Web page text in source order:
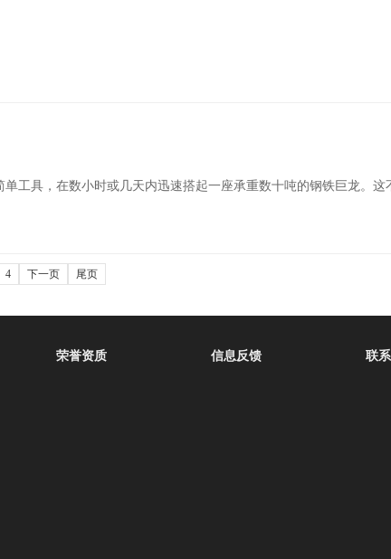
工具，在数小时或几天内迅速搭起一座承重数十吨的钢铁巨龙。这
4 下一页 尾页
荣誉资质 信息反馈 联